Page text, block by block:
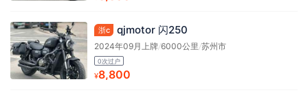
浙c qjmotor 闪250
2024年09月上牌/6000公里/苏州市
0次过户
¥8,800